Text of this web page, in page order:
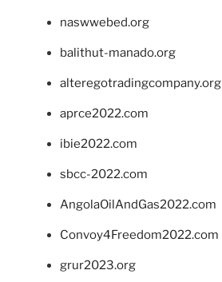
naswwebed.org
balithut-manado.org
alteregotradingcompany.org
aprce2022.com
ibie2022.com
sbcc-2022.com
AngolaOilAndGas2022.com
Convoy4Freedom2022.com
grur2023.org